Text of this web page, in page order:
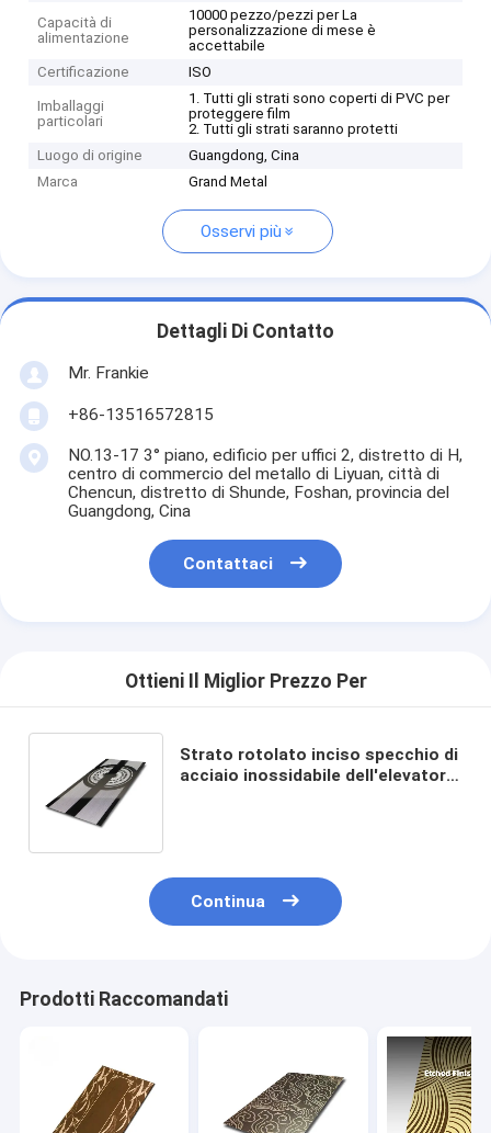
Capacità di
alimentazione
10000 pezzo/pezzi per La
personalizzazione di mese è
accettabile
Certificazione
ISO
Imballaggi
particolari
1. Tutti gli strati sono coperti di PVC per
proteggere film
2. Tutti gli strati saranno protetti
Luogo di origine
Guangdong, Cina
Marca
Grand Metal
Osservi più
Dettagli Di Contatto
Mr. Frankie
+86-13516572815
NO.13-17 3° piano, edificio per uffici 2, distretto di H,
centro di commercio del metallo di Liyuan, città di
Chencun, distretto di Shunde, Foshan, provincia del
Guangdong, Cina
Contattaci
Ottieni Il Miglior Prezzo Per
Strato rotolato inciso specchio di
acciaio inossidabile dell'elevatore
Continua
Prodotti Raccomandati